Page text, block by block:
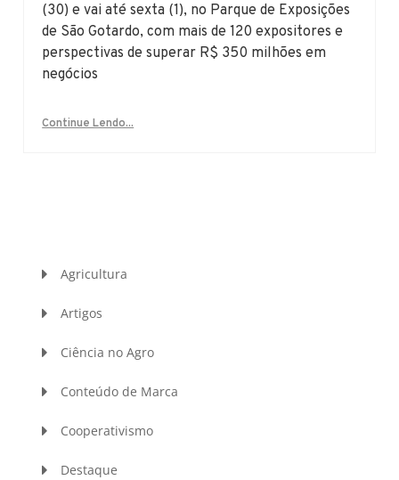
(30) e vai até sexta (1), no Parque de Exposições
de São Gotardo, com mais de 120 expositores e
perspectivas de superar R$ 350 milhões em
negócios
Continue Lendo...
Agricultura
Artigos
Ciência no Agro
Conteúdo de Marca
Cooperativismo
Destaque